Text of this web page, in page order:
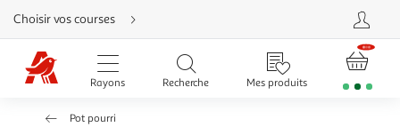
Aller
directement
au
contenu
Aller
directement
Aller
Choisir vos courses
Rayons Recherche Mes produits
Pot pourri